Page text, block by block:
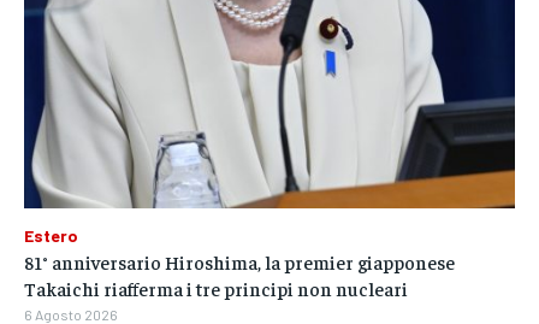
Estero
81° anniversario Hiroshima, la premier giapponese
Takaichi riafferma i tre principi non nucleari
6 Agosto 2026